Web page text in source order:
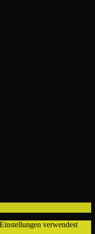
verwendest